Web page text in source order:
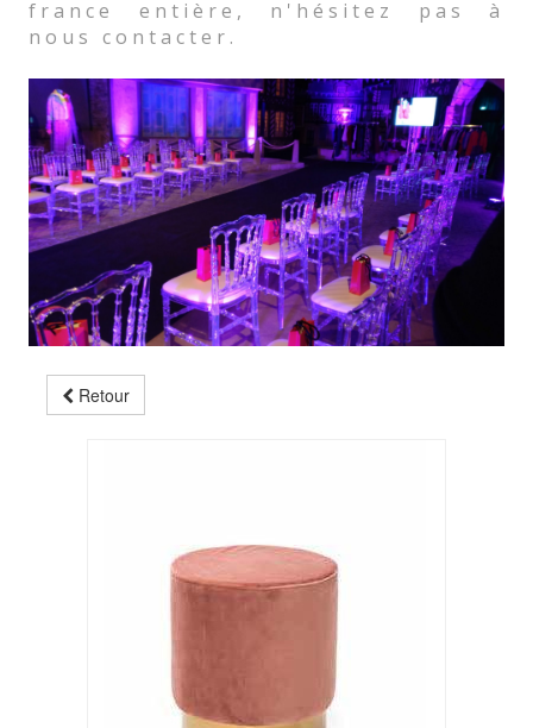
france entière, n'hésitez pas à
nous contacter.
Retour